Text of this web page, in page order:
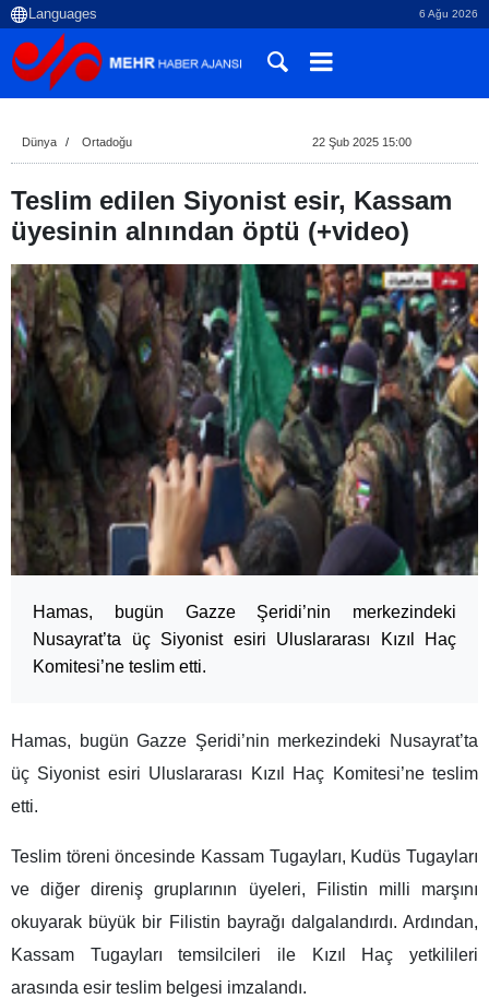
6 Ağu 2026
Dünya Ortadoğu 22 Şub 2025 15:00
Teslim edilen Siyonist esir, Kassam
üyesinin alnından öptü (+video)
Hamas, bugün Gazze Şeridi’nin merkezindeki
Nusayrat’ta üç Siyonist esiri Uluslararası Kızıl Haç
Komitesi’ne teslim etti.
Hamas, bugün Gazze Şeridi’nin merkezindeki Nusayrat’ta
üç Siyonist esiri Uluslararası Kızıl Haç Komitesi’ne teslim
etti.
Teslim töreni öncesinde Kassam Tugayları, Kudüs Tugayları
ve diğer direniş gruplarının üyeleri, Filistin milli marşını
okuyarak büyük bir Filistin bayrağı dalgalandırdı. Ardından,
Kassam Tugayları temsilcileri ile Kızıl Haç yetkilileri
arasında esir teslim belgesi imzalandı.